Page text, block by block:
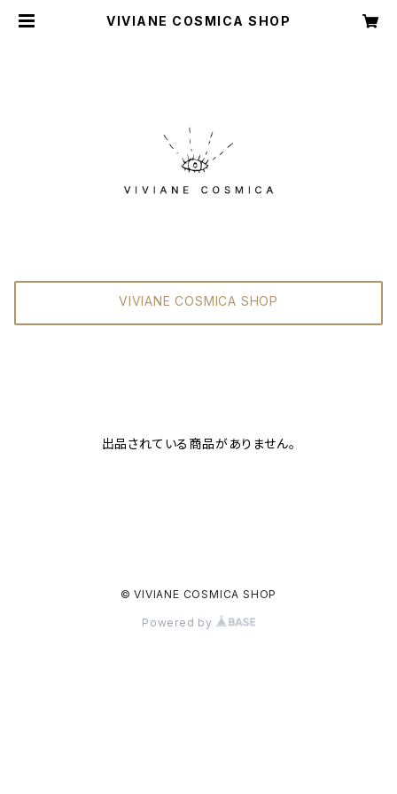
VIVIANE COSMICA SHOP
VIVIANE COSMICA SHOP
出品されている商品がありません。
© VIVIANE COSMICA SHOP
Powered by